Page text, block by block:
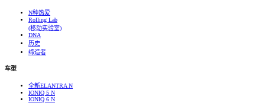
N种热爱
Rolling Lab
(移动实验室)
DNA
历史
缔造者
车型
全新ELANTRA N
IONIQ 5 N
IONIQ 6 N